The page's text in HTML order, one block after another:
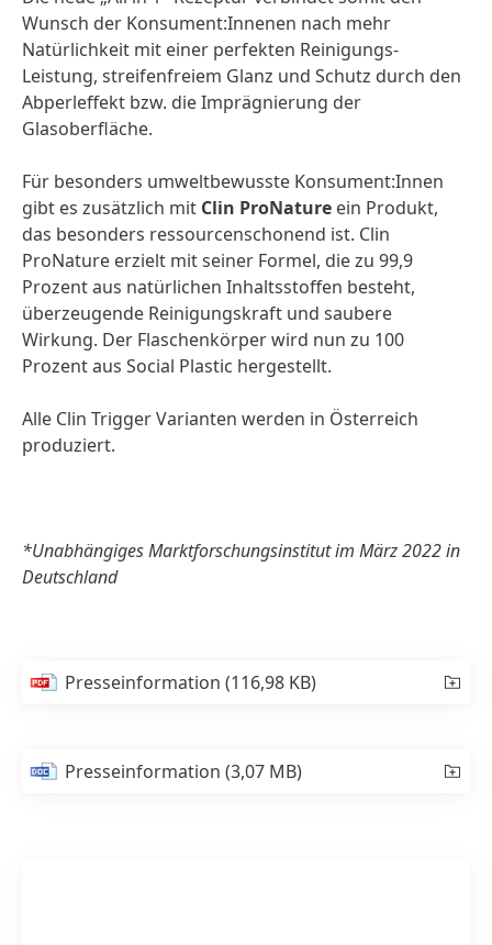
Wunsch der Konsument:Innenen nach mehr
Natürlichkeit mit einer perfekten Reinigungs-
Leistung, streifenfreiem Glanz und Schutz durch den
Abperleffekt bzw. die Imprägnierung der
Glasoberfläche.
Für besonders umweltbewusste Konsument:Innen
gibt es zusätzlich mit Clin ProNature ein Produkt,
das besonders ressourcenschonend ist. Clin
ProNature erzielt mit seiner Formel, die zu 99,9
Prozent aus natürlichen Inhaltsstoffen besteht,
überzeugende Reinigungskraft und saubere
Wirkung. Der Flaschenkörper wird nun zu 100
Prozent aus Social Plastic hergestellt.
Alle Clin Trigger Varianten werden in Österreich
produziert.
*Unabhängiges Marktforschungsinstitut im März 2022 in
Deutschland
Presseinformation(116,98 KB)
Presseinformation(3,07 MB)